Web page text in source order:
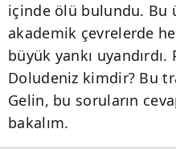
içinde ölü bulundu. Bu
akademik çevrelerde
büyük yankı
Doludeniz kimdir? Bu
Gelin, bu soruların
bakalım.